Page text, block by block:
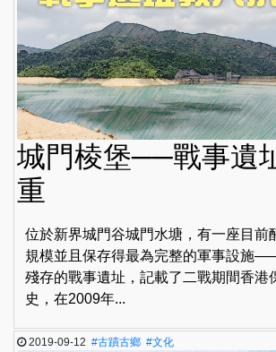
城門棱堡──戰事遺
重
位於新界城門谷城門水塘，有一座目前
規模並且保存得最為完整的軍事設施
殘存的戰事遺址，記載了二戰期間香港
史，在2009年...
2019-09-12#古蹟古鄉 #文化